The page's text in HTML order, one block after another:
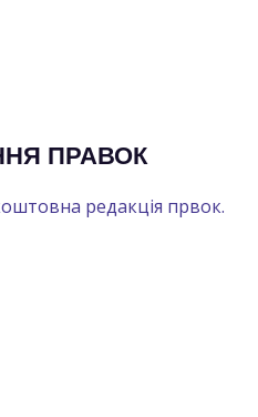
ПРАВОК
редакція првок.